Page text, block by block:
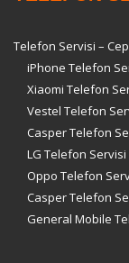
Telefon Servisi –
iPhone Telefon
Xiaomi Telefon
Vestel Telefon
Casper Telefon
LG Telefon Servisi
Oppo Telefon
Casper Telefon
General Mobile